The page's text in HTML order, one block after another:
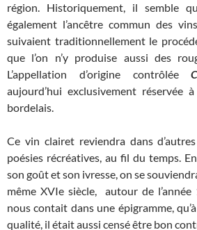
région. Historiquement, il semble
également l’ancêtre commun des
suivaient traditionnellement le
que l’on n’y produise aussi des
L’appellation d’origine contrôlée
aujourd’hui exclusivement réservée
bordelais.
Ce vin clairet reviendra dans
poésies récréatives, au fil du temps.
son goût et son ivresse, on se
même XVIe siècle, autour de l’année
nous contait dans une épigramme,
qualité, il était aussi censé être bon